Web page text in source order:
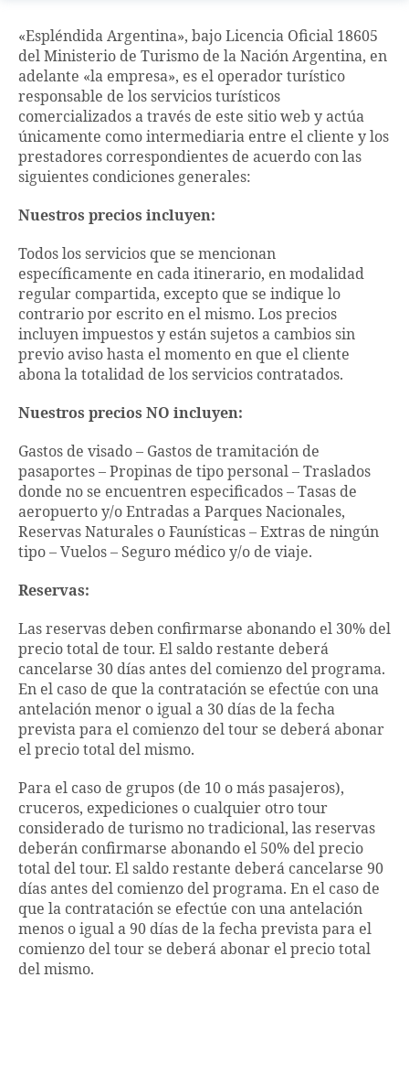
«Espléndida Argentina», bajo Licencia Oficial 18605
del Ministerio de Turismo de la Nación Argentina, en
adelante «la empresa», es el operador turístico
responsable de los servicios turísticos
comercializados a través de este sitio web y actúa
únicamente como intermediaria entre el cliente y los
prestadores correspondientes de acuerdo con las
siguientes condiciones generales:
Nuestros precios incluyen:
Todos los servicios que se mencionan
específicamente en cada itinerario, en modalidad
regular compartida, excepto que se indique lo
contrario por escrito en el mismo. Los precios
incluyen impuestos y están sujetos a cambios sin
previo aviso hasta el momento en que el cliente
abona la totalidad de los servicios contratados.
Nuestros precios NO incluyen:
Gastos de visado – Gastos de tramitación de
pasaportes – Propinas de tipo personal – Traslados
donde no se encuentren especificados – Tasas de
aeropuerto y/o Entradas a Parques Nacionales,
Reservas Naturales o Faunísticas – Extras de ningún
tipo – Vuelos – Seguro médico y/o de viaje.
Reservas:
Las reservas deben confirmarse abonando el 30% del
precio total de tour. El saldo restante deberá
cancelarse 30 días antes del comienzo del programa.
En el caso de que la contratación se efectúe con una
antelación menor o igual a 30 días de la fecha
prevista para el comienzo del tour se deberá abonar
el precio total del mismo.
Para el caso de grupos (de 10 o más pasajeros),
cruceros, expediciones o cualquier otro tour
considerado de turismo no tradicional, las reservas
deberán confirmarse abonando el 50% del precio
total del tour. El saldo restante deberá cancelarse 90
días antes del comienzo del programa. En el caso de
que la contratación se efectúe con una antelación
menos o igual a 90 días de la fecha prevista para el
comienzo del tour se deberá abonar el precio total
del mismo.